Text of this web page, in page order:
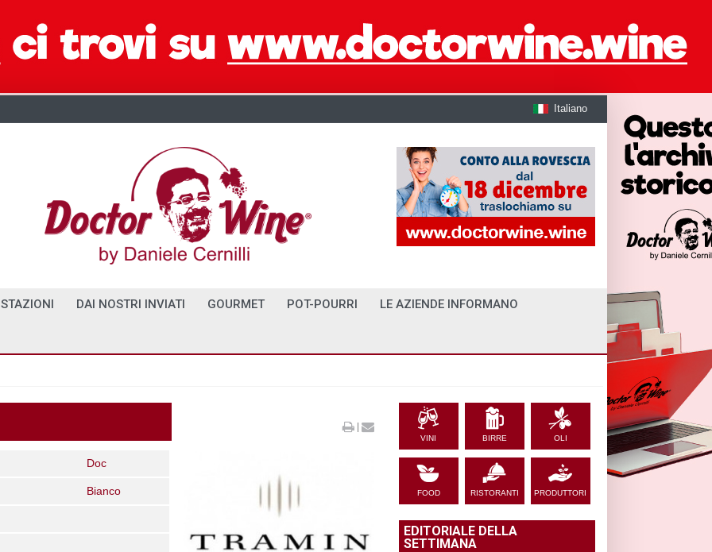
Italiano
DAI NOSTRI INVIATI GOURMET POT-POURRI LE AZIENDE INFORMANO
Doc
Bianco
|
VINI BIRRE OLI
FOOD RISTORANTI PRODUTTORI
EDITORIALE DELLA
SETTIMANA